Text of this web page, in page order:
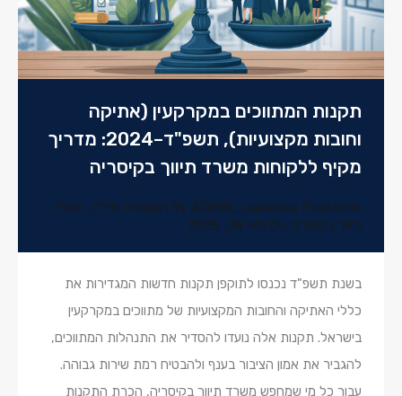
תקנות המתווכים במקרקעין (אתיקה
וחובות מקצועיות), תשפ"ד–2024: מדריך
מקיף ללקוחות משרד תיווך בקיסריה
By ADMIN_caesarea Posted in השקעות נדל"ן, משרד
תיווך בקיסריה
מאי 28, 2025
בשנת תשפ"ד נכנסו לתוקפן תקנות חדשות המגדירות את
כללי האתיקה והחובות המקצועיות של מתווכים במקרקעין
בישראל. תקנות אלה נועדו להסדיר את התנהלות המתווכים,
להגביר את אמון הציבור בענף ולהבטיח רמת שירות גבוהה.
עבור כל מי שמחפש משרד תיווך בקיסריה, הכרת התקנות